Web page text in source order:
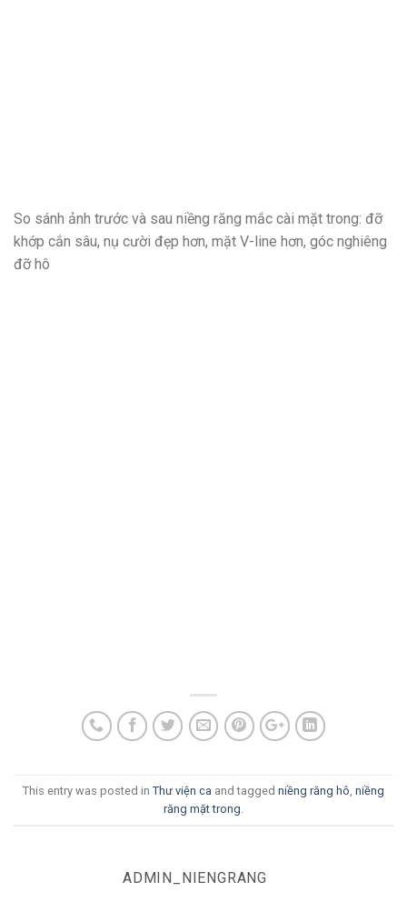
So sánh ảnh trước và sau niềng răng mắc cài mặt trong: đỡ
khớp cắn sâu, nụ cười đẹp hơn, mặt V-line hơn, góc nghiêng
đỡ hô
This entry was posted in Thư viện ca and tagged niềng răng hô niềng
răng mặt trong
ADMIN_NIENGRANG